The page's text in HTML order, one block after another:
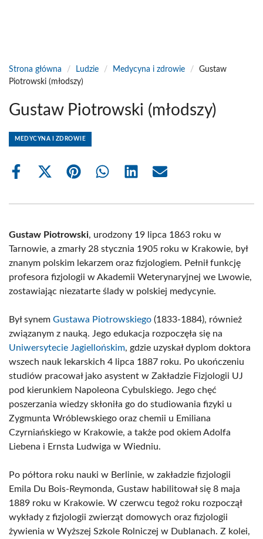
Strona główna / Ludzie / Medycyna i zdrowie /
Gustaw
Piotrowski (młodszy)
Gustaw Piotrowski (młodszy)
MEDYCYNA I ZDROWIE
Share
Share
(Twitter)
Share Share Share Share
Gustaw Piotrowski, urodzony 19 lipca 1863 roku w
Tarnowie, a zmarły 28 stycznia 1905 roku w Krakowie, był
znanym polskim lekarzem oraz fizjologiem. Pełnił funkcję
profesora fizjologii w Akademii Weterynaryjnej we Lwowie,
zostawiając niezatarte ślady w polskiej medycynie.
Był synem Gustawa Piotrowskiego (1833-1884), również
związanym z nauką. Jego edukacja rozpoczęła się na
Uniwersytecie Jagiellońskim, gdzie uzyskał dyplom doktora
wszech nauk lekarskich 4 lipca 1887 roku. Po ukończeniu
studiów pracował jako asystent w Zakładzie Fizjologii UJ
pod kierunkiem Napoleona Cybulskiego. Jego chęć
poszerzania wiedzy skłoniła go do studiowania fizyki u
Zygmunta Wróblewskiego oraz chemii u Emiliana
Czyrniańskiego w Krakowie, a także pod okiem Adolfa
Liebena i Ernsta Ludwiga w Wiedniu.
Po półtora roku nauki w Berlinie, w zakładzie fizjologii
Emila Du Bois-Reymonda, Gustaw habilitował się 8 maja
1889 roku w Krakowie. W czerwcu tegoż roku rozpoczął
wykłady z fizjologii zwierząt domowych oraz fizjologii
żywienia w Wyższej Szkole Rolniczej w Dublanach. Z kolei,